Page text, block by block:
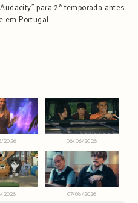
para 2ª temporada antes
em Portugal
2026 06/08/2026
2026 07/08/2026